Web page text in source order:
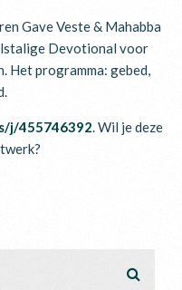
Gave Veste & Mahabba
Devotional voor
Het programma: gebed,
j/455746392. Wil je deze